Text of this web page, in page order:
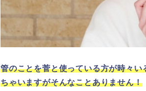
管のことを菅と使っている方が時々
ちゃいますがそんなことありません！